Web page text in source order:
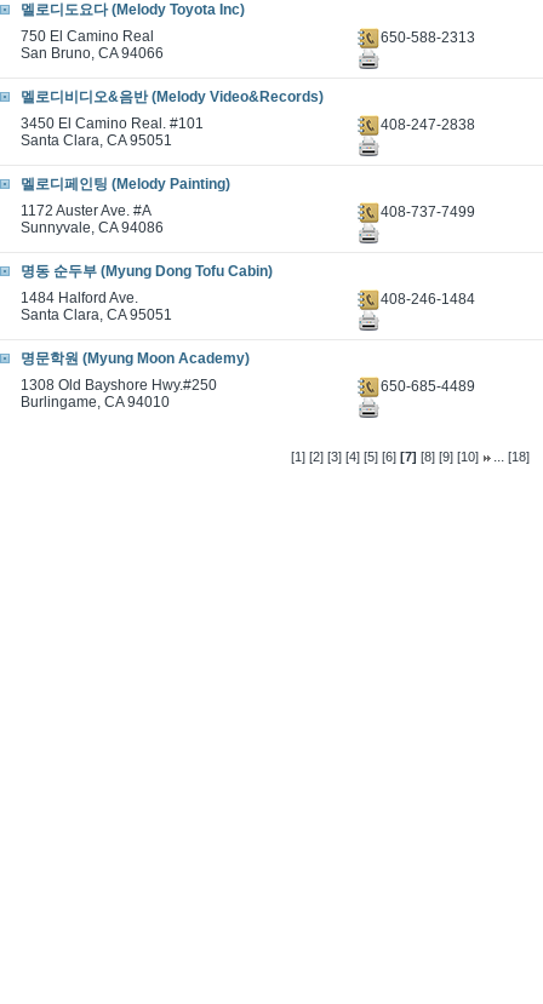
멜로디도요다 (Melody Toyota Inc)
750 El Camino Real
San Bruno, CA 94066
650-588-2313
멜로디비디오&음반 (Melody Video&Records)
3450 El Camino Real. #101
Santa Clara, CA 95051
408-247-2838
멜로디페인팅 (Melody Painting)
1172 Auster Ave. #A
Sunnyvale, CA 94086
408-737-7499
명동 순두부 (Myung Dong Tofu Cabin)
1484 Halford Ave.
Santa Clara, CA 95051
408-246-1484
명문학원 (Myung Moon Academy)
1308 Old Bayshore Hwy.#250
Burlingame, CA 94010
650-685-4489
[1] [2] [3] [4] [5] [6] [7] [8] [9] [10] ...[18]